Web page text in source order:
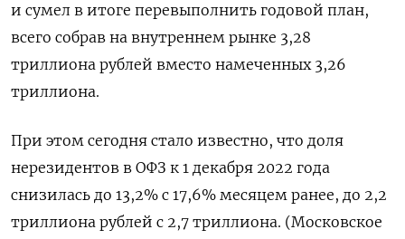
и сумел в итоге перевыполнить годовой план,
всего собрав на внутреннем рынке 3,28
триллиона рублей вместо намеченных 3,26
триллиона.
При этом сегодня стало известно, что доля
нерезидентов в ОФЗ к 1 декабря 2022 года
снизилась до 13,2% с 17,6% месяцем ранее, до 2,2
триллиона рублей с 2,7 триллиона. (Московское